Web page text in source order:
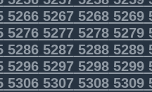
5266526752685269
5276527752785279
5286528752885289
5296529752985299
5306530753085309